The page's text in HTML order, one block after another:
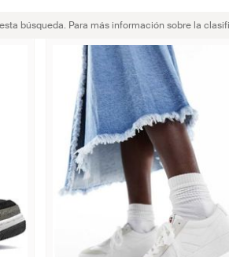
búsqueda. Para más información sobre la